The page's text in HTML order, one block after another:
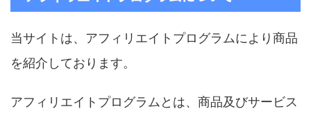
当サイトは、アフィリエイトプログラムにより商品
を紹介しております。
アフィリエイトプログラムとは、商品及びサービス